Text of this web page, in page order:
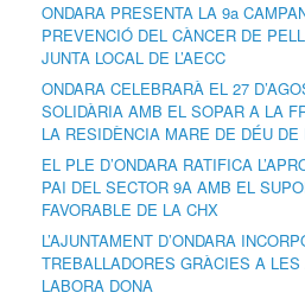
ONDARA PRESENTA LA 9a
PREVENCIÓ DEL CÀNCER DE
JUNTA LOCAL DE L’AECC
ONDARA CELEBRARÀ EL 27
SOLIDÀRIA AMB EL SOPAR A LA
LA RESIDÈNCIA MARE DE DÉU DE
EL PLE D’ONDARA RATIFICA
PAI DEL SECTOR 9A AMB EL
FAVORABLE DE LA CHX
L’AJUNTAMENT D’ONDARA
TREBALLADORES GRÀCIES A
LABORA DONA